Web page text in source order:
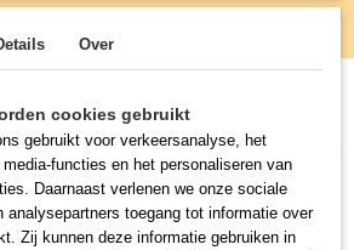
(0)
verstelbare tafels>ELEKTRISCHE IN
WERKTAFELS SPOELTAFELS
Over
cookies gebruikt
gebruikt voor verkeersanalyse, het
functies en het personaliseren van
Daarnaast verlenen we onze sociale
analysepartners toegang tot informatie over
Zij kunnen deze informatie gebruiken in